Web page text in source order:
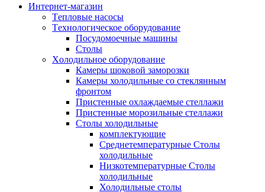
Интернет-магазин
Tепловые насосы
Tехнологическое оборудование
Посудомоечные машины
Столы
Xолодильное оборудование
Камеры шоковой заморозки
Камеры холодильные со стеклянным
фронтом
Пристенные охлаждаемые стеллажи
Пристенные морозильные стеллажи
Столы холодильные
комплектующие
Среднетемпературные Столы
холодильные
Низкотемпературные Столы
холодильные
Холодильные столы